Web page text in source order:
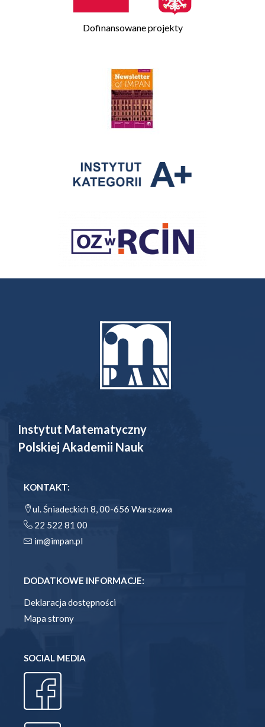
Dofinansowane projekty
Instytut Matematyczny
Polskiej Akademii Nauk
KONTAKT:
ul. Śniadeckich 8, 00-656 Warszawa
22 522 81 00
im@impan.pl
DODATKOWE INFORMACJE:
Deklaracja dostępności
Mapa strony
SOCIAL MEDIA